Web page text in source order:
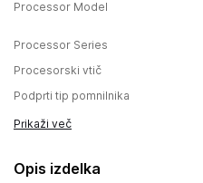
Processor Model
Processor Series
Procesorski vtič
Podprti tip pomnilnika
Prikaži več
Opis izdelka